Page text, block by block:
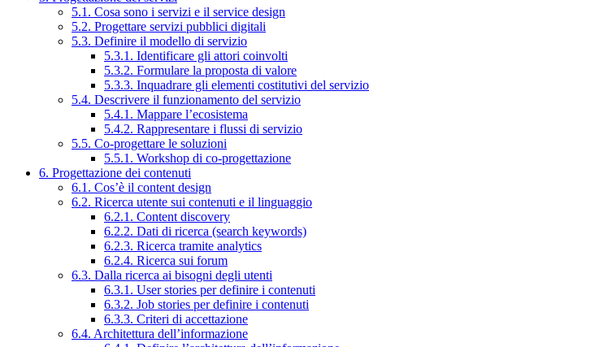
5.1. Cosa sono i servizi e il service design
5.2. Progettare servizi pubblici digitali
5.3. Definire il modello di servizio
5.3.1. Identificare gli attori coinvolti
5.3.2. Formulare la proposta di valore
5.3.3. Inquadrare gli elementi costitutivi del servizio
5.4. Descrivere il funzionamento del servizio
5.4.1. Mappare l’ecosistema
5.4.2. Rappresentare i flussi di servizio
5.5. Co-progettare le soluzioni
5.5.1. Workshop di co-progettazione
6. Progettazione dei contenuti
6.1. Cos’è il content design
6.2. Ricerca utente sui contenuti e il linguaggio
6.2.1. Content discovery
6.2.2. Dati di ricerca (search keywords)
6.2.3. Ricerca tramite analytics
6.2.4. Ricerca sui forum
6.3. Dalla ricerca ai bisogni degli utenti
6.3.1. User stories per definire i contenuti
6.3.2. Job stories per definire i contenuti
6.3.3. Criteri di accettazione
6.4. Architettura dell’informazione